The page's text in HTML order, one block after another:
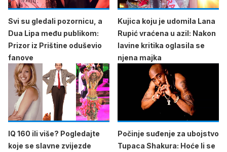
Svi su gledali pozornicu, a
Dua Lipa među publikom:
Prizor iz Prištine oduševio
fanove
Kujica koju je udomila Lana
Rupić vraćena u azil: Nakon
lavine kritika oglasila se
njena majka
IQ 160 ili više? Pogledajte
koje se slavne zvijezde
Počinje suđenje za ubojstvo
Tupaca Shakura: Hoće li se